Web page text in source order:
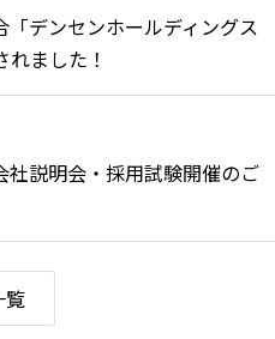
デンセンホールディングス
れました！
説明会・採用試験開催のご
覧